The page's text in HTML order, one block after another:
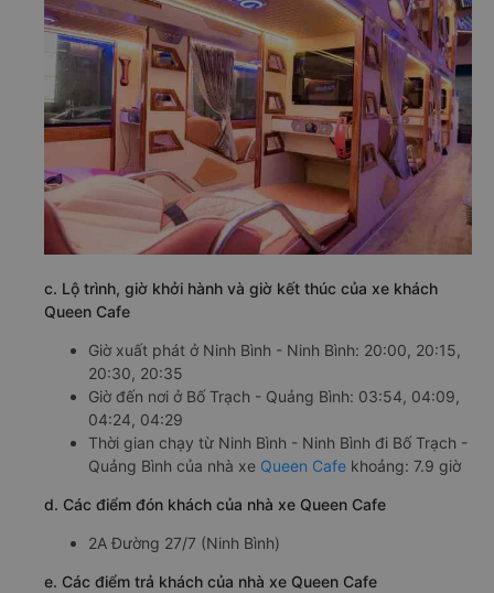
c. Lộ trình, giờ khởi hành và giờ kết thúc của xe khách
Queen Cafe
Giờ xuất phát ở Ninh Bình - Ninh Bình: 20:00, 20:15,
20:30, 20:35
Giờ đến nơi ở Bố Trạch - Quảng Bình: 03:54, 04:09,
04:24, 04:29
Thời gian chạy từ Ninh Bình - Ninh Bình đi Bố Trạch -
Quảng Bình của nhà xe Queen Cafe khoảng: 7.9 giờ
d. Các điểm đón khách của nhà xe Queen Cafe
2A Đường 27/7 (Ninh Bình)
e. Các điểm trả khách của nhà xe Queen Cafe